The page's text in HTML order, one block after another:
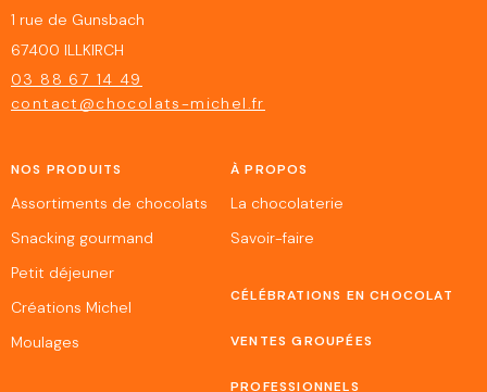
1 rue de Gunsbach
67400 ILLKIRCH
03 88 67 14 49
contact@chocolats-michel.fr
NOS PRODUITS
Assortiments de chocolats
Snacking gourmand
Petit déjeuner
Créations Michel
Moulages
À PROPOS
La chocolaterie
Savoir-faire
CÉLÉBRATIONS EN CHOCOLAT
VENTES GROUPÉES
PROFESSIONNELS